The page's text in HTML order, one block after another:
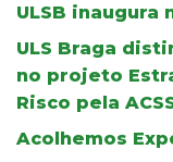
ULSB
ULS Braga
no projeto
Risco pela
Acolhemos